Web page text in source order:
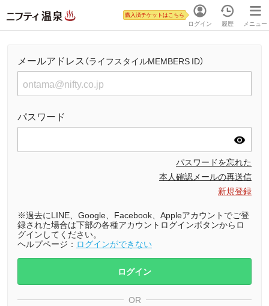
ログイン
購入済チケットはこちら
履歴 メニュー
メールアドレス （ライフスタイルMEMBERS ID）
パスワード
パスワードを忘れた
本人確認メールの再送信
新規登録
※過去にLINE、Google、Facebook、Appleアカウントでご登
録された場合は下部の各種アカウントログインボタンからロ
グインしてください。
ヘルプページ： ログインができない
ログイン
OR